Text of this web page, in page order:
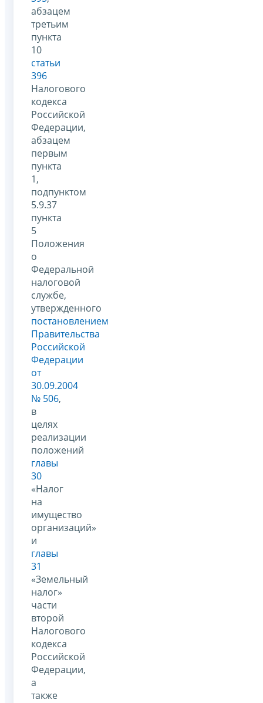
абзацем
третьим
пункта
10
статьи
396
Налогового
кодекса
Российской
Федерации,
абзацем
первым
пункта
1,
подпунктом
5.9.37
пункта
5
Положения
о
Федеральной
налоговой
службе,
утвержденного
постановлением
Правительства
Российской
Федерации
от
30.09.2004
№ 506,
в
целях
реализации
положений
главы
30
«Налог
на
имущество
организаций»
и
главы
31
«Земельный
налог»
части
второй
Налогового
кодекса
Российской
Федерации,
а
также